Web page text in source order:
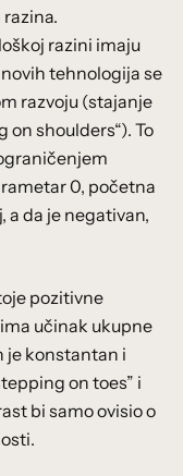
razini imaju
tehnologija se
razvoju (stajanje
shoulders“). To
0, početna
a da je negativan,
pozitivne
učinak ukupne
je konstantan i
on toes” i
bi samo ovisio o